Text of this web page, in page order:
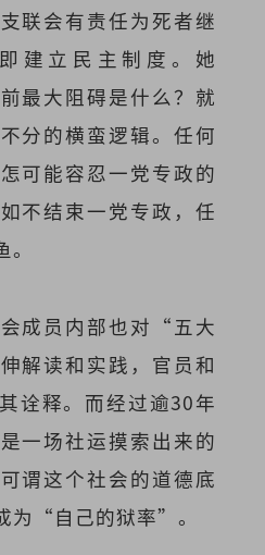
联会有责任为死者继
建立民主制度。她
最大阻碍是什么？就
分的横蛮逻辑。任何
可能容忍一党专政的
不结束一党专政，任
成员内部也对“五大
解读和实践，官员和
诠释。而经过逾30年
一场社运摸索出来的
谓这个社会的道德底
为“自己的狱率”。